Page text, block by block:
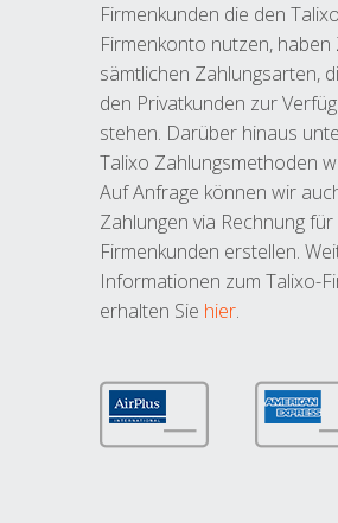
Firmenkunden die den
Firmenkonto nutzen, haben
sämtlichen Zahlungsarten,
den Privatkunden zur
stehen. Darüber hinaus
Talixo Zahlungsmethoden
Auf Anfrage können wir
Zahlungen via Rechnung
Firmenkunden erstellen.
Informationen zum Talixo-
erhalten Sie hier.